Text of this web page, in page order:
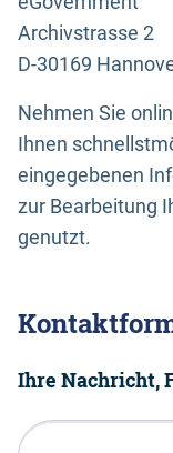
Archivstrasse 2
D-30169
Nehmen Sie
Ihnen
eingegebenen
zur Bearbeitung
genutzt.
Ihre Nachricht,